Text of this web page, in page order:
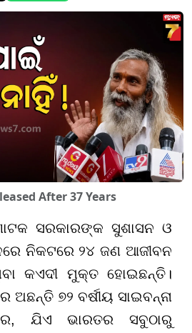
After 37 Years
ସରକାରଙ୍କ ସୁଶାସନ ଓ
ନିକଟରେ ୨୪ ଜଣ ଆଜୀବନ
କଏଦୀ ମୁକ୍ତ ହୋଇଛନ୍ତି।
୭୨ ବର୍ଷୀୟ ସାଇବନ୍ନା
ଯିଏ ଭାରତର ସବୁଠାରୁ